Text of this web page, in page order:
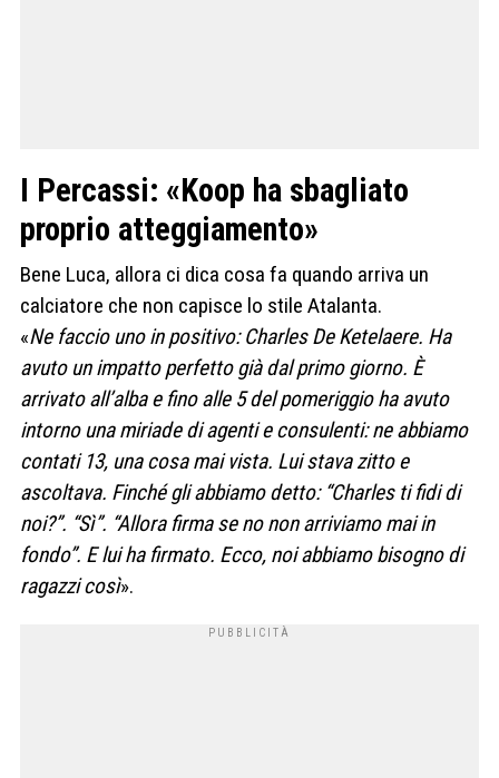
I Percassi: «Koop ha sbagliato
proprio atteggiamento»
Bene Luca, allora ci dica cosa fa quando arriva un
calciatore che non capisce lo stile Atalanta.
«Ne faccio uno in positivo: Charles De Ketelaere. Ha
avuto un impatto perfetto già dal primo giorno. È
arrivato all’alba e fino alle 5 del pomeriggio ha avuto
intorno una miriade di agenti e consulenti: ne abbiamo
contati 13, una cosa mai vista. Lui stava zitto e
ascoltava. Finché gli abbiamo detto: “Charles ti fidi di
noi?”. “Sì”. “Allora firma se no non arriviamo mai in
fondo”. E lui ha firmato. Ecco, noi abbiamo bisogno di
ragazzi così».